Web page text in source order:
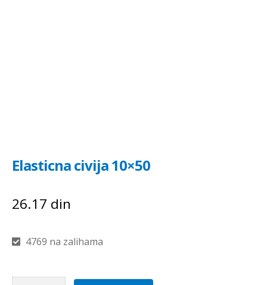
Elasticna civija 10×50
26.17 din
4769 na zalihama